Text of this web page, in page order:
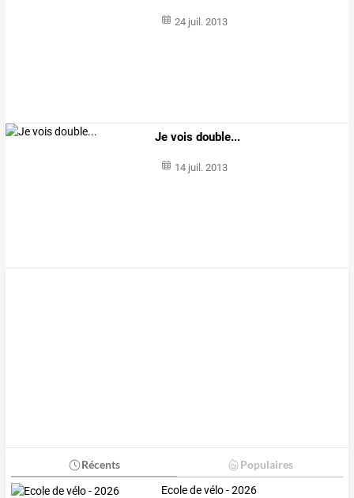
24 juil. 2013
Je vois double...
14 juil. 2013
Récents Populaires
Ecole de vélo - 2026